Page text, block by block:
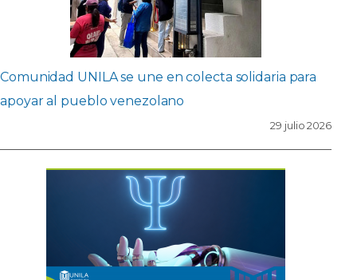
Comunidad UNILA se une en colecta solidaria para
apoyar al pueblo venezolano
29 julio 2026